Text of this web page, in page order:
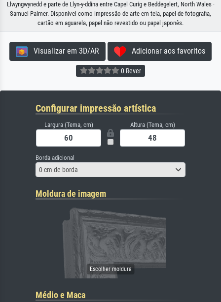
Llwyngwynedd e parte de Llyn-y-ddina entre Capel Curig e Beddegelert, North Wales ·
Samuel Palmer. Disponível como impressão de arte em tela, papel de fotografia,
cartão em aguarela, papel não revestido ou papel japonês.
Visualizar em 3D/AR Adicionar aos favoritos
0 Rever
Configurar impressão artística
Largura (Tema, cm) Altura (Tema, cm)
Borda adicional
0 cm de borda
Moldura de imagem
Médio e Maca